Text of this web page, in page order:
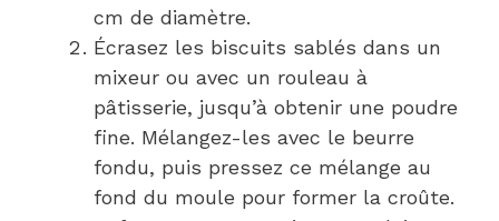
cm de diamètre.
Écrasez les biscuits sablés dans un
mixeur ou avec un rouleau à
pâtisserie, jusqu’à obtenir une poudre
fine. Mélangez-les avec le beurre
fondu, puis pressez ce mélange au
fond du moule pour former la croûte.